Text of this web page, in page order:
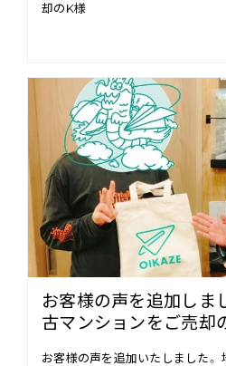
却のK様
お客様の声を追加しま
古マンションをご売却
お客様の声を追加いたしました。